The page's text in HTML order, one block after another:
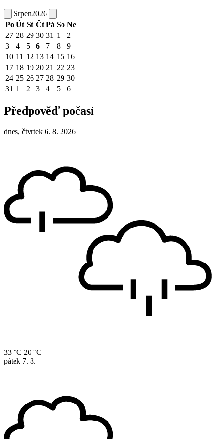
Srpen2026
Po Út St Čt Pá So Ne
27 28 29 30 31 1
2
3
4 5 6 7 8
9
10 11 12 13 14 15 16
17 18 19 20 21 22 23
24 25 26 27 28 29 30
31 1 2 3 4 5 6
Předpověď počasí
dnes, čtvrtek 6. 8. 2026
33 °C 20 °C
pátek 7. 8.